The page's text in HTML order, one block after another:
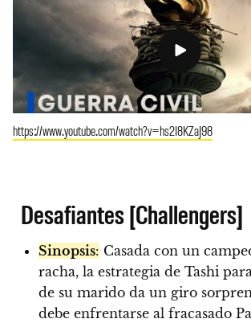
https://www.youtube.com/watch?v=hs2I8KZaJ98
Desafiantes [Challengers]
Sinopsis: Casada con un
racha, la estrategia de Tashi
de su marido da un giro
debe enfrentarse al fracasado